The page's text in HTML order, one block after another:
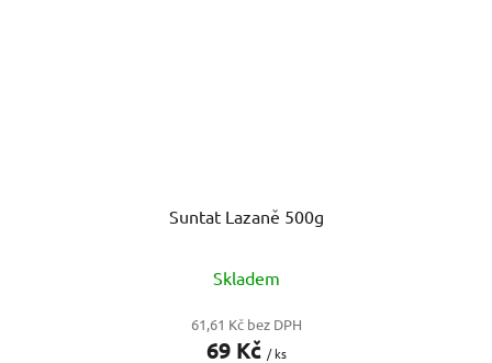
Suntat Lazaně 500g
Skladem
61,61 Kč bez DPH
69 Kč / ks